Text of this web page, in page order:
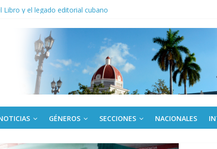
Empresa Eléctrica de La Habana y otras instalaciones
cubanos en certamen de ballet en Sudáfrica
para los niños trabajamos
una “crisis migratoria”
GÉNEROS SECCIONES NACIONALES